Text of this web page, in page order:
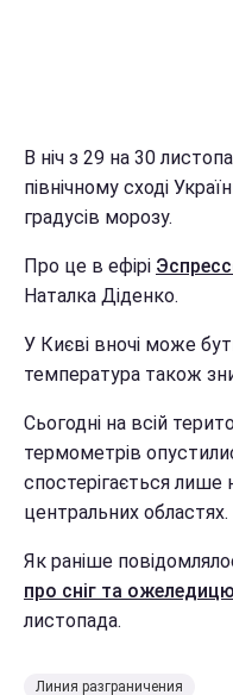
В ніч з 29 на 30
північному сході
градусів морозу.
Про це в ефірі
Наталка Діденко.
У Києві вночі може
температура також
Сьогодні на всій
термометрів
спостерігається лише
центральних областях.
Як раніше
про сніг та ожеледицю
листопада.
Линия разграничения